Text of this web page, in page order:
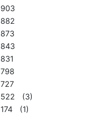
903
882
873
843
831
798
727
522 (3)
174 (1)